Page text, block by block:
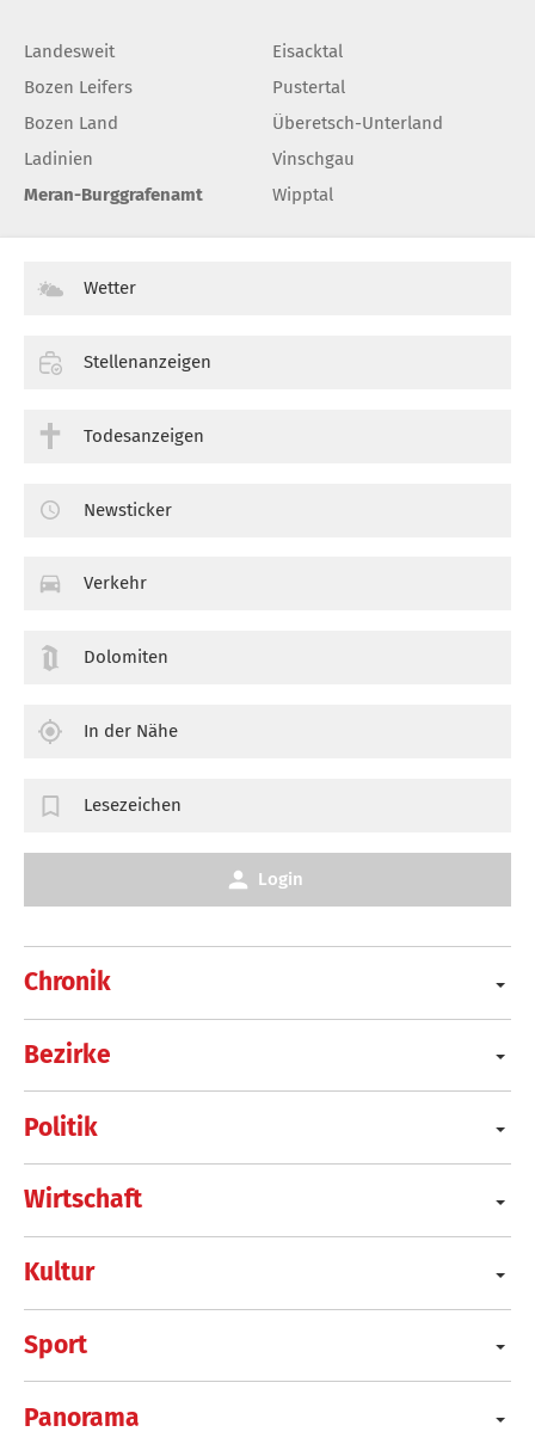
Landesweit
Bozen Leifers
Bozen Land
Ladinien
Meran-Burggrafenamt
Eisacktal
Pustertal
Überetsch-Unterland
Vinschgau
Wipptal
Chronik
Bezirke
Politik
Wirtschaft
Kultur
Sport
Panorama
Wetter
Stellenanzeigen
Todesanzeigen
Newsticker
Verkehr
Dolomiten
In der Nähe
Lesezeichen
Login